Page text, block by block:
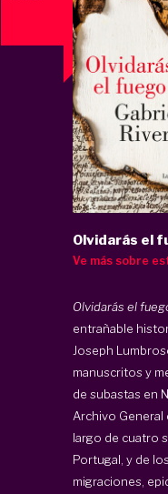
Olvidarás el
Ve más sobre
Olvidarás el
entrañable
Joseph
manuscritos y
de subastas en
Archivo General
largo de cuatro
Portugal, y de
migraciones,